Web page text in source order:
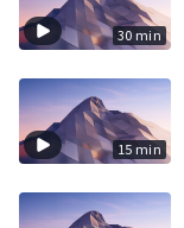
30 min
15 min